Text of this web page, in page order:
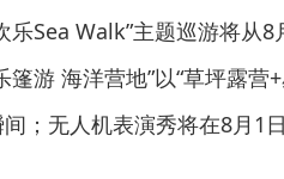
乐Sea Walk”主题巡游将从
篷游 海洋营地”以“草坪露
；无人机表演秀将在8月1